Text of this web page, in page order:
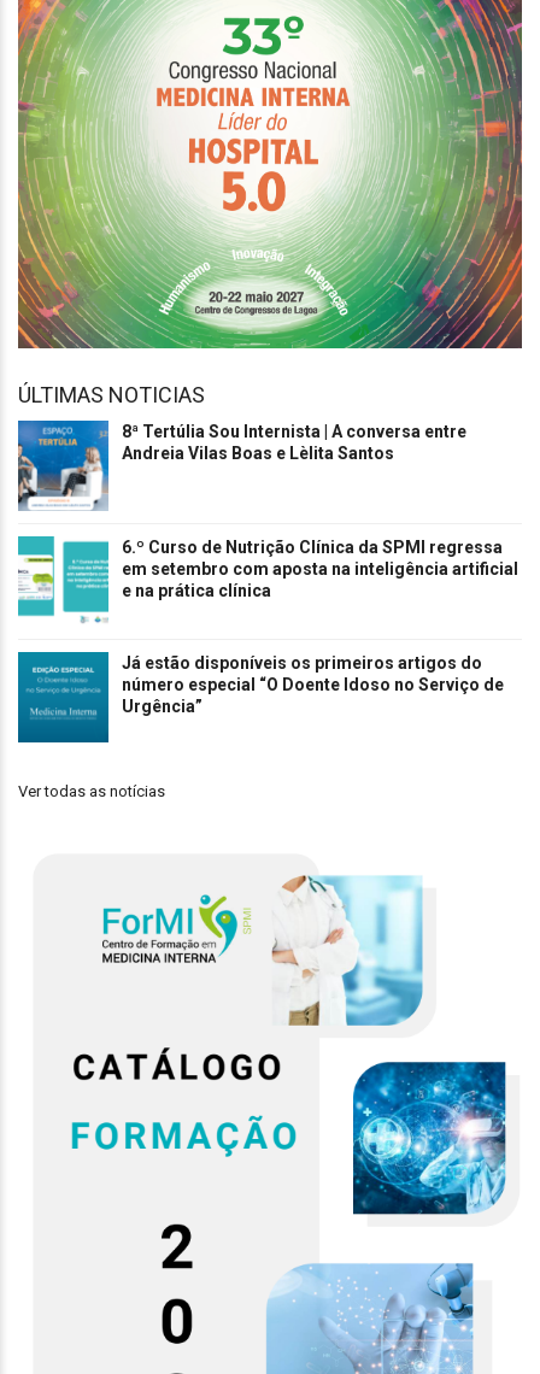
ÚLTIMAS NOTICIAS
8ª Tertúlia Sou Internista | A conversa entre
Andreia Vilas Boas e Lèlita Santos
6.º Curso de Nutrição Clínica da SPMI regressa
em setembro com aposta na inteligência artificial
e na prática clínica
Já estão disponíveis os primeiros artigos do
número especial “O Doente Idoso no Serviço de
Urgência”
Ver todas as notícias